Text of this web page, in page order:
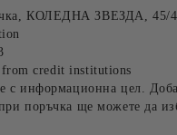
КОЛЕДНА ЗВЕЗДА, 45/
credit institutions
с информационна цел.
поръчка ще можете да